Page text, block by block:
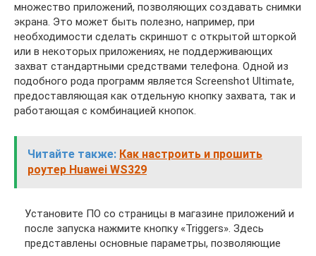
множество приложений, позволяющих создавать снимки
экрана. Это может быть полезно, например, при
необходимости сделать скриншот с открытой шторкой
или в некоторых приложениях, не поддерживающих
захват стандартными средствами телефона. Одной из
подобного рода программ является Screenshot Ultimate,
предоставляющая как отдельную кнопку захвата, так и
работающая с комбинацией кнопок.
Читайте также: Как настроить и прошить
роутер Huawei WS329
Установите ПО со страницы в магазине приложений и
после запуска нажмите кнопку «Triggers». Здесь
представлены основные параметры, позволяющие